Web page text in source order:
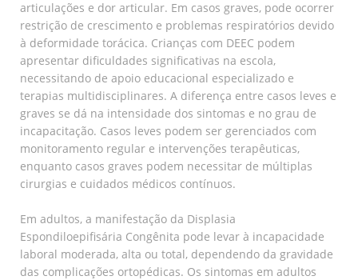
articulações e dor articular. Em casos graves, pode ocorrer
restrição de crescimento e problemas respiratórios devido
à deformidade torácica. Crianças com DEEC podem
apresentar dificuldades significativas na escola,
necessitando de apoio educacional especializado e
terapias multidisciplinares. A diferença entre casos leves e
graves se dá na intensidade dos sintomas e no grau de
incapacitação. Casos leves podem ser gerenciados com
monitoramento regular e intervenções terapêuticas,
enquanto casos graves podem necessitar de múltiplas
cirurgias e cuidados médicos contínuos.
Em adultos, a manifestação da Displasia
Espondiloepifisária Congênita pode levar à incapacidade
laboral moderada, alta ou total, dependendo da gravidade
das complicações ortopédicas. Os sintomas em adultos